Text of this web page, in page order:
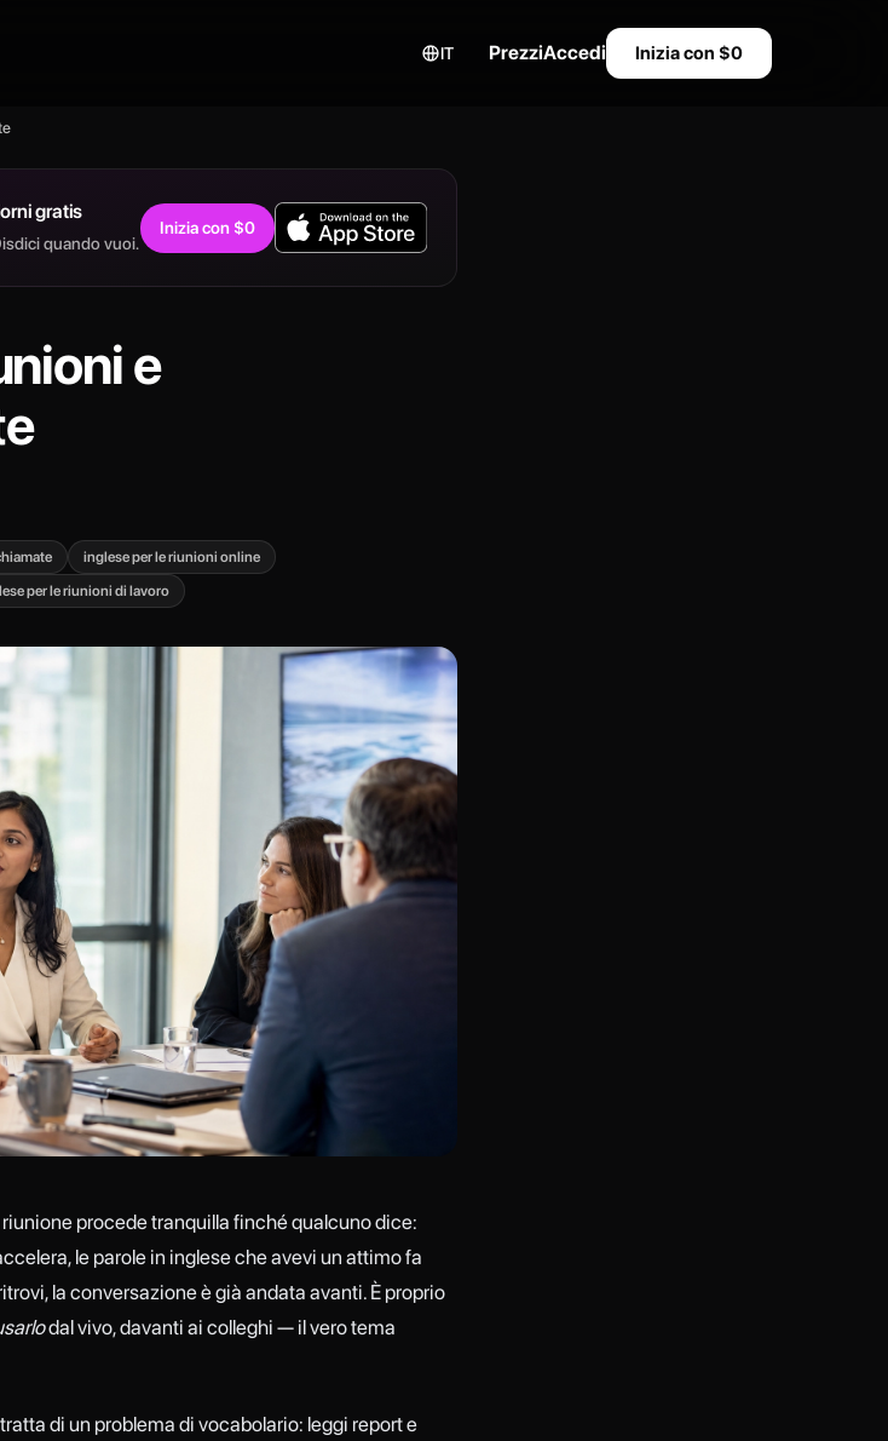
IT PrezziAccedi Inizia con $0
gratis
quando vuoi.
Inizia con $0
e
inglese per le riunioni online
per le riunioni di lavoro
procede tranquilla finché qualcuno dice:
le parole in inglese che avevi un attimo fa
la conversazione è già andata avanti. È proprio
dal vivo, davanti ai colleghi — il vero tema
di un problema di vocabolario: leggi report e